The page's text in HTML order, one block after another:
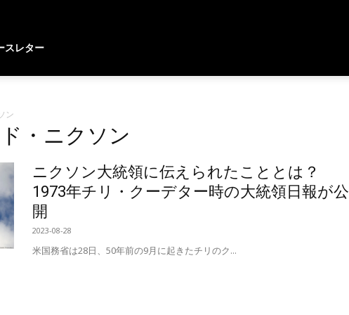
スレター
ン
・ニクソン
ニクソン大統領に伝えられたこととは？
1973年チリ・クーデター時の大統領日報が公
開
2023-08-28
米国務省は28日、50年前の9月に起きたチリのク...